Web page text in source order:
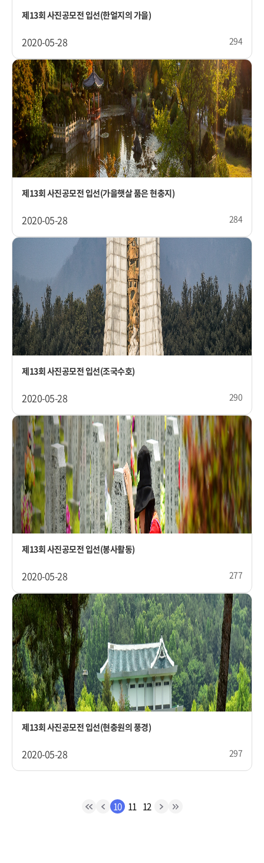
제13회 사진공모전 입선(한얼지의 가을)
2020-05-28 294
제13회 사진공모전 입선(가을햇살 품은 현충지)
2020-05-28 284
제13회 사진공모전 입선(조국수호)
2020-05-28 290
제13회 사진공모전 입선(봉사활동)
2020-05-28 277
제13회 사진공모전 입선(현충원의 풍경)
2020-05-28 297
10 11 12